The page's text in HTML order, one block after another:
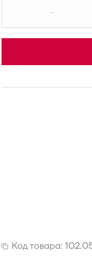
Код товара: